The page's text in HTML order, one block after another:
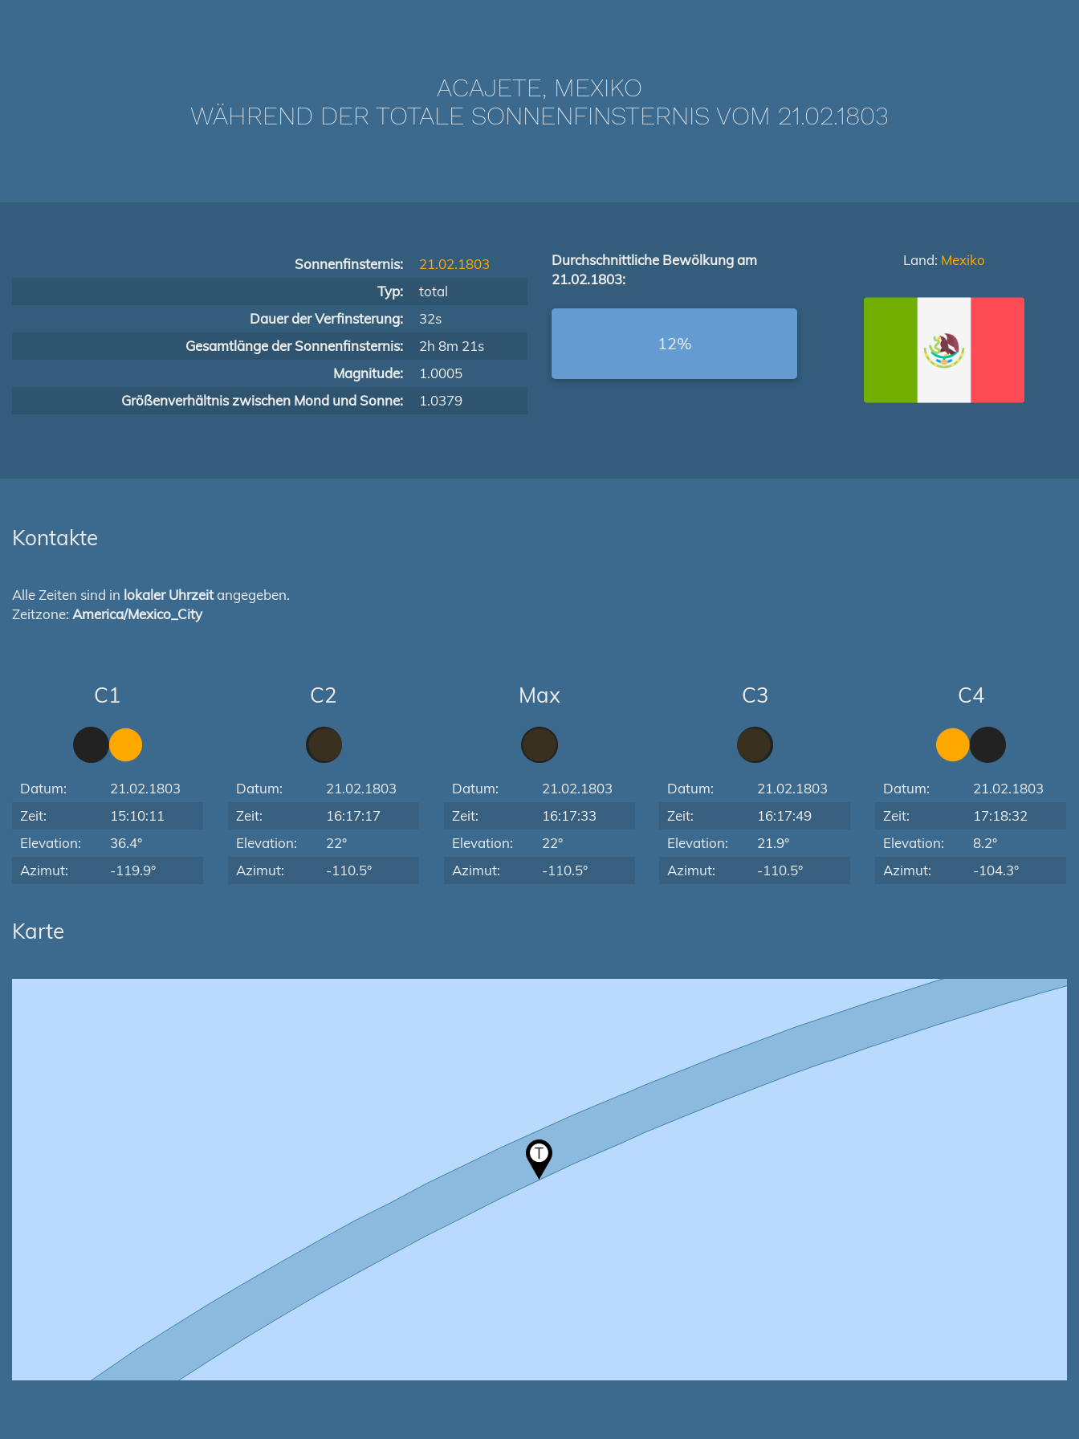
ACAJETE, MEXIKO
WÄHREND DER TOTALE SONNENFINSTERNIS VOM 21.02.1803
Sonnenfinsternis:
21.02.1803
Typ:
total
Dauer der Verfinsterung:
32s
Gesamtlänge der Sonnenfinsternis:
2h 8m 21s
Magnitude:
1.0005
Größenverhältnis zwischen Mond und Sonne:
1.0379
Durchschnittliche Bewölkung am
21.02.1803:
12%
Land: Mexiko
Kontakte
Alle Zeiten sind in lokaler Uhrzeitangegeben.
Zeitzone: America/Mexico_City
C1
Datum:
21.02.1803
Zeit:
15:10:11
Elevation:
36.4°
Azimut:
-119.9°
C2
Datum:
21.02.1803
Zeit:
16:17:17
Elevation:
22°
Azimut:
-110.5°
Max
Datum:
21.02.1803
Zeit:
16:17:33
Elevation:
22°
Azimut:
-110.5°
C3
Datum:
21.02.1803
Zeit:
16:17:49
Elevation:
21.9°
Azimut:
-110.5°
C4
Datum:
21.02.1803
Zeit:
17:18:32
Elevation:
8.2°
Azimut:
-104.3°
Karte